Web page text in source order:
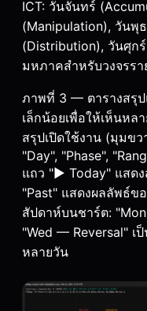
ICT: วันจันทร์
(Manipulation), วันพุ
(Distribution), วันศุก
มหภาคสำหรับวงจรรา
ภาพที่ 3 — ตารางสรุป
เล็กน้อยเพื่อให้เห็นหล
สรุปเปิดใช้งาน (มุม
"Day", "Phase",
แถว "► Today" แสด
"Past" แสดงผลลัพธ์ข
สัปดาห์บนชาร์ต:
"Wed — Reversal" เ
หลายวัน